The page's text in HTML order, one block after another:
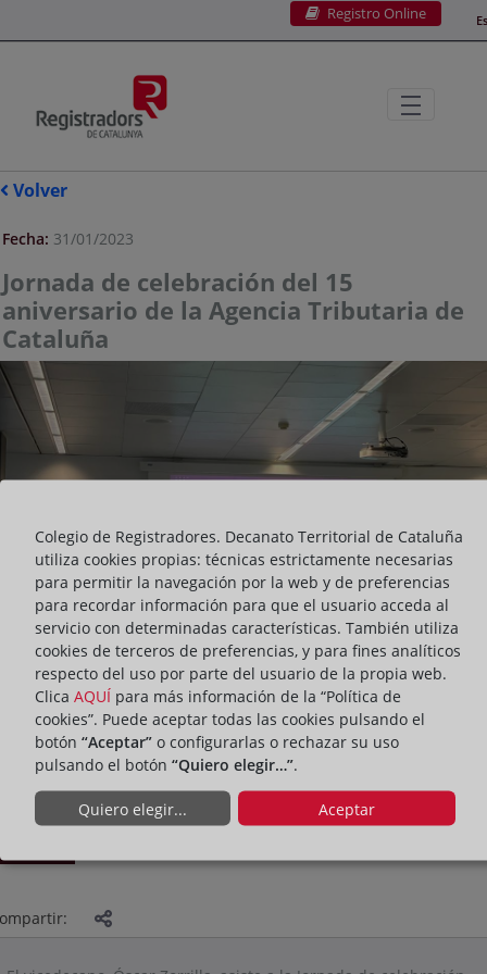
Registro Online
Volver
Fecha: 31/01/2023
Jornada de celebración del 15
aniversario de la Agencia Tributaria de
Cataluña
Colegio de Registradores. Decanato Territorial de Cataluña
utiliza cookies propias: técnicas estrictamente necesarias
para permitir la navegación por la web y de preferencias
para recordar información para que el usuario acceda al
servicio con determinadas características. También utiliza
cookies de terceros de preferencias, y para fines analíticos
respecto del uso por parte del usuario de la propia web.
Clica AQUÍ para más información de la “Política de
cookies”. Puede aceptar todas las cookies pulsando el
botón “Aceptar” o configurarlas o rechazar su uso
pulsando el botón “Quiero elegir…”.
Quiero elegir... Aceptar